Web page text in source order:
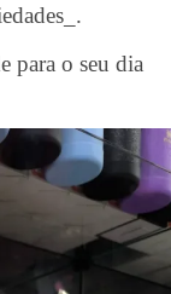
para o seu dia